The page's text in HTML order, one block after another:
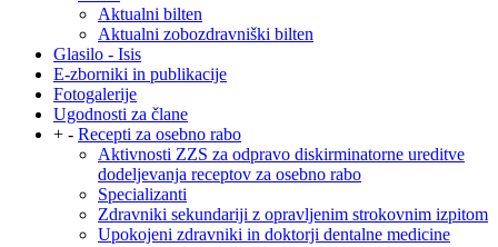
Aktualni bilten
Aktualni zobozdravniški bilten
Glasilo - Isis
E-zborniki in publikacije
Fotogalerije
Ugodnosti za člane
+ - Recepti za osebno rabo
Aktivnosti ZZS za odpravo diskirminatorne ureditve
dodeljevanja receptov za osebno rabo
Specializanti
Zdravniki sekundariji z opravljenim strokovnim izpitom
Upokojeni zdravniki in doktorji dentalne medicine